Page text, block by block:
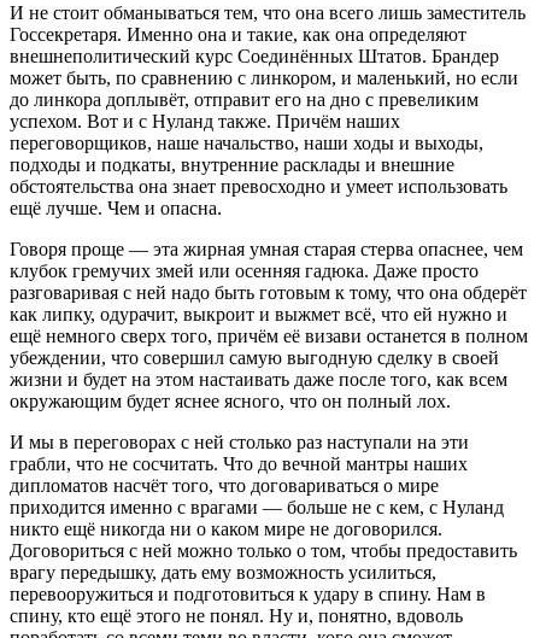
И не стоит обманываться тем, что она всего лишь заместитель
Госсекретаря. Именно она и такие, как она определяют
внешнеполитический курс Соединённых Штатов. Брандер
может быть, по сравнению с линкором, и маленький, но если
до линкора доплывёт, отправит его на дно с превеликим
успехом. Вот и с Нуланд также. Причём наших
переговорщиков, наше начальство, наши ходы и выходы,
подходы и подкаты, внутренние расклады и внешние
обстоятельства она знает превосходно и умеет использовать
ещё лучше. Чем и опасна.
Говоря проще — эта жирная умная старая стерва опаснее, чем
клубок гремучих змей или осенняя гадюка. Даже просто
разговаривая с ней надо быть готовым к тому, что она обдерёт
как липку, одурачит, выкроит и выжмет всё, что ей нужно и
ещё немного сверх того, причём её визави останется в полном
убеждении, что совершил самую выгодную сделку в своей
жизни и будет на этом настаивать даже после того, как всем
окружающим будет яснее ясного, что он полный лох.
И мы в переговорах с ней столько раз наступали на эти
грабли, что не сосчитать. Что до вечной мантры наших
дипломатов насчёт того, что договариваться о мире
приходится именно с врагами — больше не с кем, с Нуланд
никто ещё никогда ни о каком мире не договорился.
Договориться с ней можно только о том, чтобы предоставить
врагу передышку, дать ему возможность усилиться,
перевооружиться и подготовиться к удару в спину. Нам в
спину, кто ещё этого не понял. Ну и, понятно, вдоволь